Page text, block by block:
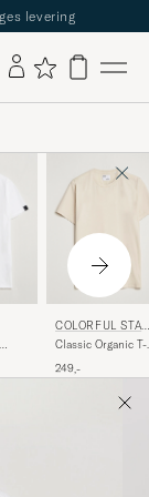
COLORFUL STAN
DARD
Classic Organic T-
249,-